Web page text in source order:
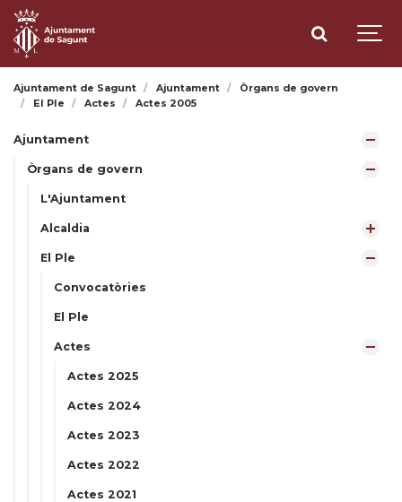
Ajuntament de Sagunt Ajuntament
Òrgans de govern
El Ple
Actes Actes 2005
Ajuntament
Òrgans de govern
L'Ajuntament
Alcaldia
El Ple
Convocatòries
El Ple
Actes
Actes 2025
Actes 2024
Actes 2023
Actes 2022
Actes 2021